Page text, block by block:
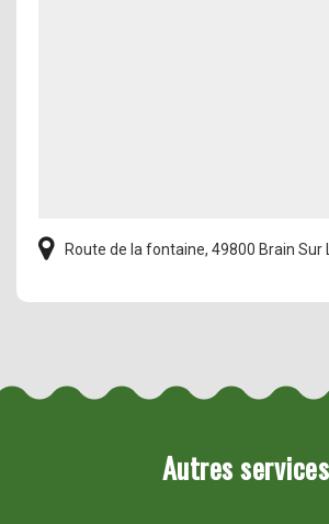
Route de la fontaine, 49800 Brain Sur
Autres services